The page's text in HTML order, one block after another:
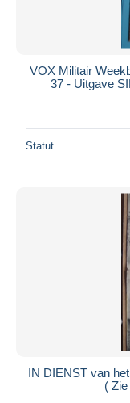
VOX Militair
37 - Uitgave
Statut
IN DIENST van
(